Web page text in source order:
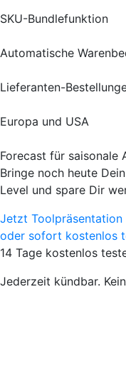
SKU-Bundlefunktion
Automatische
Lieferanten-
Europa und USA
Forecast für saisonale
Bringe noch heute
Level und spare Dir
Jetzt Toolpräsentation
oder sofort kostenlos
14 Tage kostenlos
Jederzeit kündbar.